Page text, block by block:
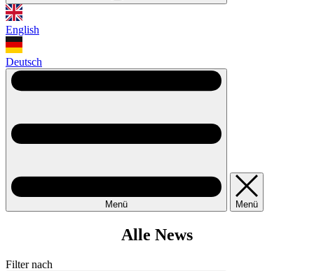
English
Deutsch
Menü Menü
Alle News
Filter nach